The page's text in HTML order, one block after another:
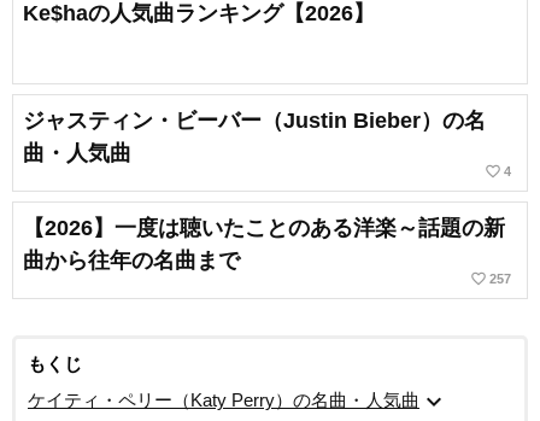
Ke$haの人気曲ランキング【2026】
ジャスティン・ビーバー（Justin Bieber）の名
曲・人気曲
favorite_border 4
【2026】一度は聴いたことのある洋楽～話題の新
曲から往年の名曲まで
favorite_border 257
もくじ
ケイティ・ペリー（Katy Perry）の名曲・人気曲 expand_more